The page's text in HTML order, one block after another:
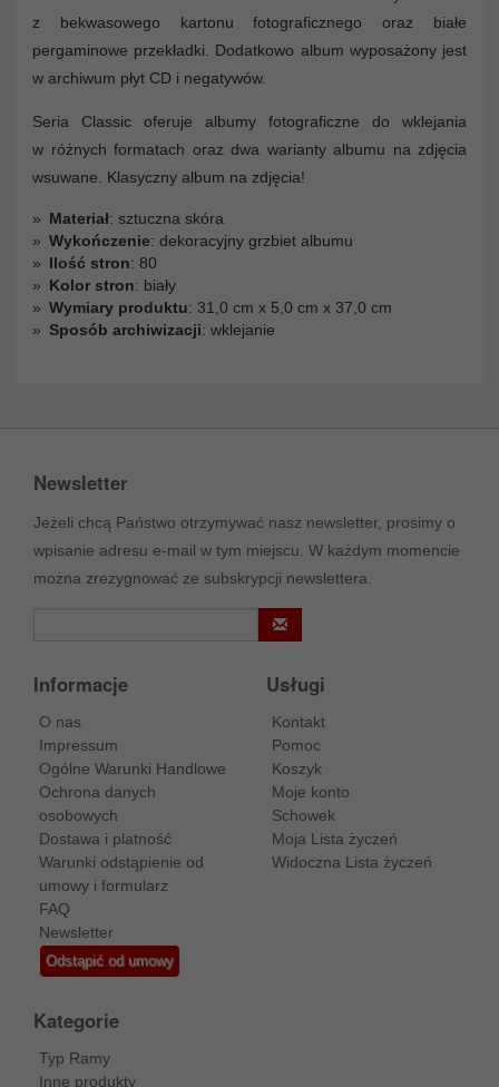
z bekwasowego kartonu fotograficznego oraz białe
pergaminowe przekładki. Dodatkowo album wyposażony jest
w archiwum płyt CD i negatywów.
Seria Classic oferuje albumy fotograficzne do wklejania
w różnych formatach oraz dwa warianty albumu na zdjęcia
wsuwane. Klasyczny album na zdjęcia!
Materiał: sztuczna skóra
Wykończenie: dekoracyjny grzbiet albumu
Ilość stron: 80
Kolor stron: biały
Wymiary produktu: 31,0 cm x 5,0 cm x 37,0 cm
Sposób archiwizacji: wklejanie
Newsletter
Jeżeli chcą Państwo otrzymywać nasz newsletter, prosimy o
wpisanie adresu e-mail w tym miejscu. W każdym momencie
można zrezygnować ze subskrypcji newslettera.
Informacje
O nas
Impressum
Ogólne Warunki Handlowe
Ochrona danych
osobowych
Dostawa i platność
Warunki odstąpienie od
umowy i formularz
FAQ
Newsletter
Odstąpić od umowy
Usługi
Kontakt
Pomoc
Koszyk
Moje konto
Schowek
Moja Lista życzeń
Widoczna Lista życzeń
Kategorie
Typ Ramy
Inne produkty